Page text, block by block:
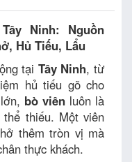
Ninh: Nguồn
Hủ Tiếu, Lẩu
tại Tây Ninh, từ
hủ tiếu gõ cho
bò viênluôn là
thể thiếu. Một viên
thêm tròn vị mà
thực khách.